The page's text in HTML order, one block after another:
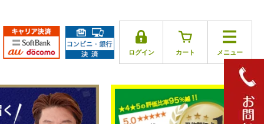
ログイン カート メニュー